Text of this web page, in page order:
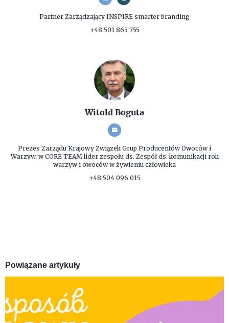
Partner Zarządzający INSPIRE smarter branding
+48 501 865 755
Witold Boguta
Prezes Zarządu Krajowy Związek Grup Producentów Owoców i
Warzyw, w CORE TEAM lider zespołu ds. Zespół ds. komunikacji roli
warzyw i owoców w żywieniu człowieka
+48 504 096 015
Powiązane artykuły